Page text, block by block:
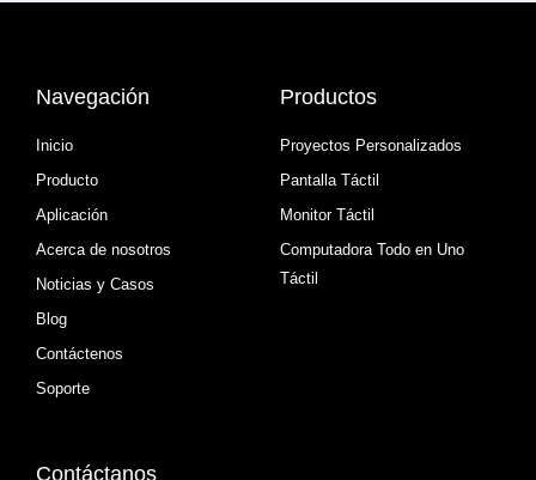
Navegación
Inicio
Producto
Aplicación
Acerca de nosotros
Noticias y Casos
Blog
Contáctenos
Soporte
Productos
Proyectos Personalizados
Pantalla Táctil
Monitor Táctil
Computadora Todo en Uno
Táctil
Contáctanos